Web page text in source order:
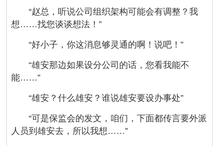
“赵总，听说公司组织架构可能会有调整？我
想……找您谈谈想法！”
“好小子，你这消息够灵通的啊！说吧！”
“雄安那边如果设分公司的话，您看我能不
能……”
“雄安？什么雄安？谁说雄安要设办事处”
“可是保监会的发文，咱们，下面都传言要外派
人员到雄安去，所以我想……”